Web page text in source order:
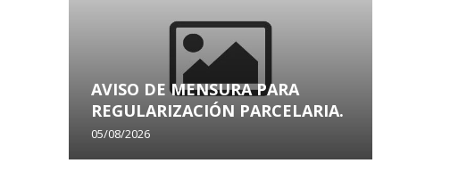
AVISO DE MENSURA PARA
REGULARIZACIÓN PARCELARIA.
05/08/2026